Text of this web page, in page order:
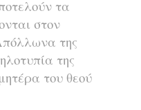
τα
στον
της
της
του θεού